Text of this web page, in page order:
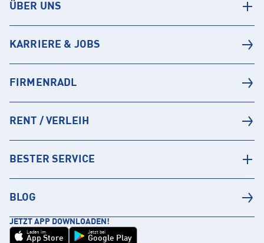
ÜBER UNS
KARRIERE & JOBS
FIRMENRADL
RENT / VERLEIH
BESTER SERVICE
BLOG
JETZT APP DOWNLOADEN!
Laden im
App Store
Jetzt bei
Google Play